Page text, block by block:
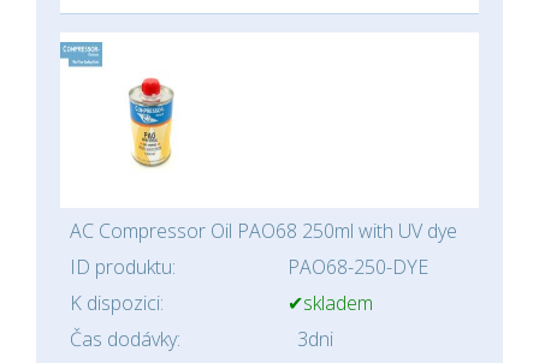
AC Compressor Oil PAO68 250ml with UV dye
ID produktu:
PAO68-250-DYE
K dispozici:
✔skladem
Čas dodávky:
3dni